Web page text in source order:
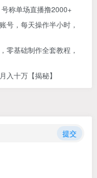
称单场直播撸2000+
号，每天操作半小时，
零基础制作全套教程，
入十万【揭秘】
提交